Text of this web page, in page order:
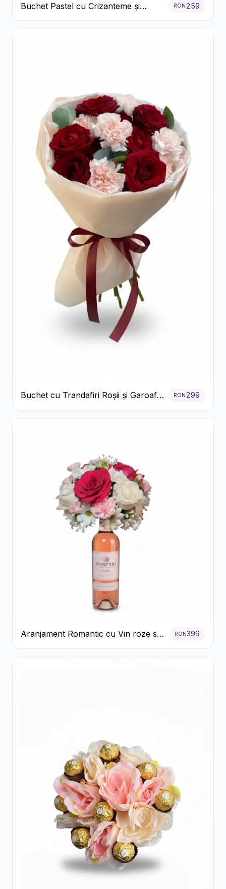
Buchet Pastel cu Crizanteme și
Garoafe
RON 259
Buchet cu Trandafiri Roșii și Garoafe
Roz Pal
RON299
Aranjament Romantic cu Vin roze si
Flori pastel
RON399